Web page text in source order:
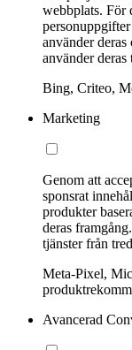
webbplats. För
använder
använder deras
Bing, Criteo,
Marketing
Genom att
sponsrat
produkter
deras
tjänster från
Meta-Pixel,
Avancerad